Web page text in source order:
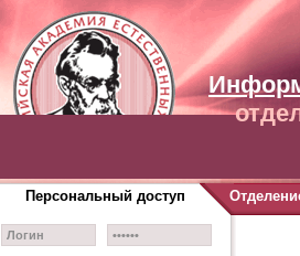
Персональный доступ